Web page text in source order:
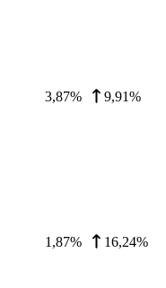
3,87% 9,91%
1,87% 16,24%